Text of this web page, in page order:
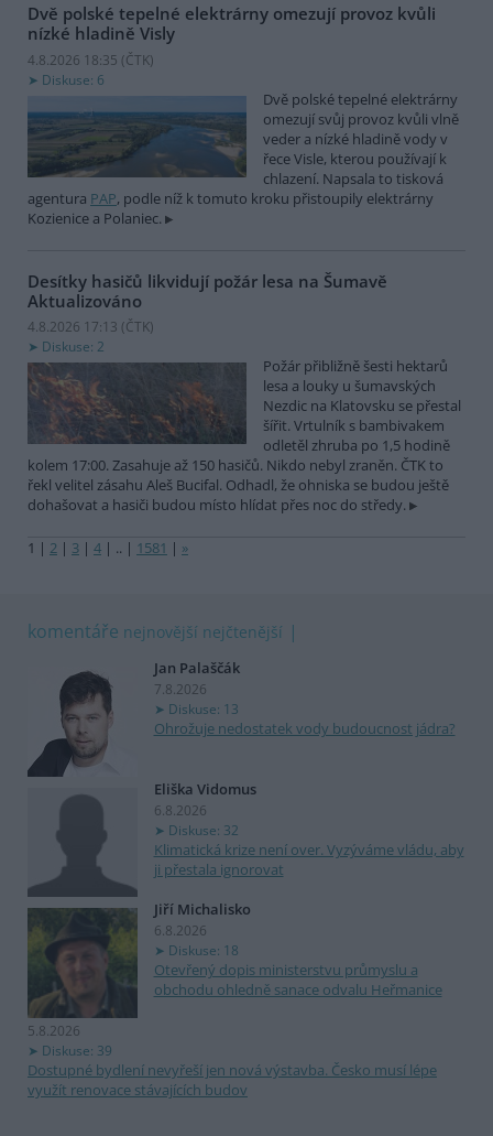
Dvě polské tepelné elektrárny omezují provoz kvůli
nízké hladině Visly
4.8.2026 18:35 (ČTK)
Diskuse: 6
Dvě polské tepelné elektrárny
omezují svůj provoz kvůli vlně
veder a nízké hladině vody v
řece Visle, kterou používají k
chlazení. Napsala to tisková
agentura PAP, podle níž k tomuto kroku přistoupily elektrárny
Kozienice a Polaniec.
Desítky hasičů likvidují požár lesa na Šumavě
Aktualizováno
4.8.2026 17:13 (ČTK)
Diskuse: 2
Požár přibližně šesti hektarů
lesa a louky u šumavských
Nezdic na Klatovsku se přestal
šířit. Vrtulník s bambivakem
odletěl zhruba po 1,5 hodině
kolem 17:00. Zasahuje až 150 hasičů. Nikdo nebyl zraněn. ČTK to
řekl velitel zásahu Aleš Bucifal. Odhadl, že ohniska se budou ještě
dohašovat a hasiči budou místo hlídat přes noc do středy.
1 | 2 | 3 | 4 | .. | 1581 | »
komentáře nejnovější nejčtenější
Jan Palaščák
7.8.2026
Diskuse: 13
Ohrožuje nedostatek vody budoucnost jádra?
Eliška Vidomus
6.8.2026
Diskuse: 32
Klimatická krize není over. Vyzýváme vládu, aby
ji přestala ignorovat
Jiří Michalisko
6.8.2026
Diskuse: 18
Otevřený dopis ministerstvu průmyslu a
obchodu ohledně sanace odvalu Heřmanice
5.8.2026
Diskuse: 39
Dostupné bydlení nevyřeší jen nová výstavba. Česko musí lépe
využít renovace stávajících budov